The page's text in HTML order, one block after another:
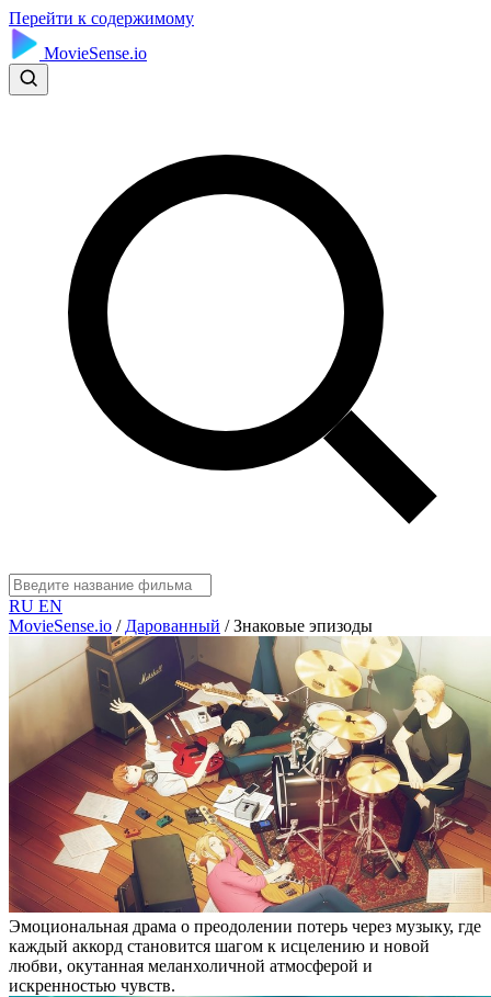
Перейти к содержимому
MovieSense.io
RU EN
MovieSense.io / Дарованный / Знаковые эпизоды
Эмоциональная драма о преодолении потерь через музыку, где
каждый аккорд становится шагом к исцелению и новой
любви, окутанная меланхоличной атмосферой и
искренностью чувств.